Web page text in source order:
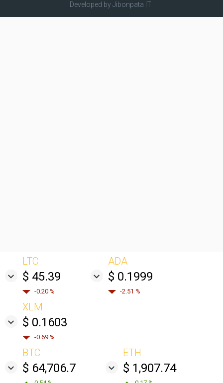
Developed byJibonpata IT
LTC
$ 45.39
-0.20 %
ADA
$ 0.1999
-2.51 %
XLM
$ 0.1603
-0.69 %
BTC
$ 64,706.7
ETH
$ 1,907.74